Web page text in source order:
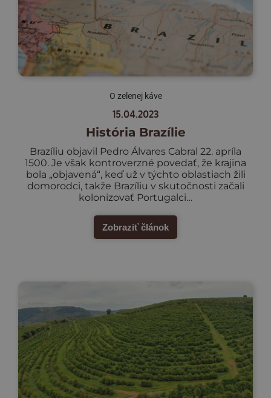
O zelenej káve
15.04.2023
História Brazílie
Brazíliu objavil Pedro Álvares Cabral 22. apríla
1500. Je však kontroverzné povedať, že krajina
bola „objavená“, keď už v týchto oblastiach žili
domorodci, takže Brazíliu v skutočnosti začali
kolonizovať Portugalci…
Zobraziť článok